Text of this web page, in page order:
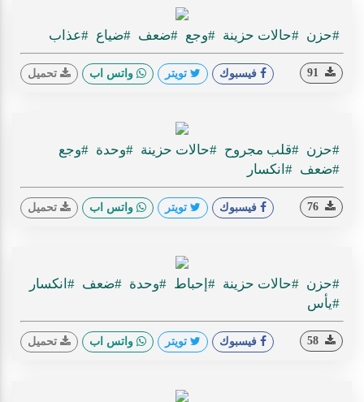
#حزن #حالات حزينة #وجع #ضعف #ضياع #عذاب
فيسبوك تويتر واتس اب تحميل
#حزن #قلب مجروح #حالات حزينة #وحدة #وجع
#ضعف #انكسار
فيسبوك تويتر واتس اب تحميل
#حزن #حالات حزينة #إحباط #وحدة #ضعف #انكسار
#يأس
فيسبوك تويتر واتس اب تحميل